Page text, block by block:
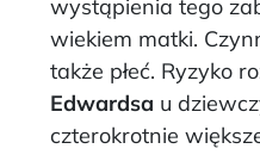
wystąpienia tego
wiekiem matki.
także płeć. Ryzyko
Edwardsa u
czterokrotnie